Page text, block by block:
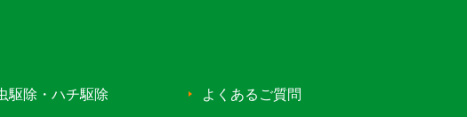
駆除・ハチ駆除
よくあるご質問